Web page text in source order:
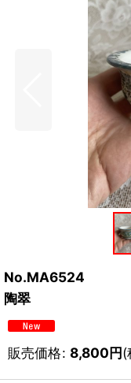
No.MA6524
陶翠
販売価格: 8,800円(